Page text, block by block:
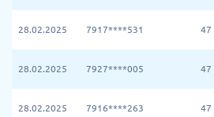
28.02.2025 7917****531 47
28.02.2025 7927****005 47
28.02.2025 7916****263 47